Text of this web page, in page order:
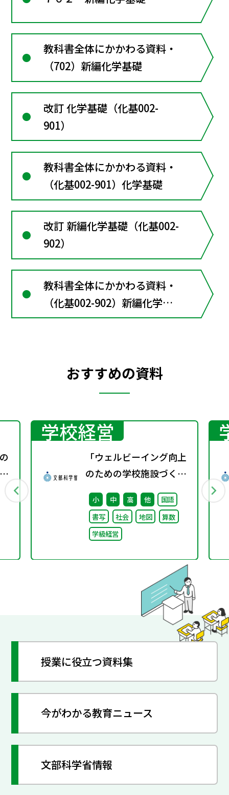
教科書全体にかかわる資料・
（702）新編化学基礎
改訂 化学基礎（化基002-
901）
教科書全体にかかわる資料・
（化基002-901）化学基礎
改訂 新編化学基礎（化基002-
902）
教科書全体にかかわる資料・
（化基002-902）新編化学基
礎
おすすめの資料
学校経営
「ウェルビーイング向上
のための学校施設づくり
のアイディア集」の公表
について
小 中 高 他
国語
書写
社会 地図
算数
学級経営
授業に役立つ資料集
今がわかる教育ニュース
文部科学省情報